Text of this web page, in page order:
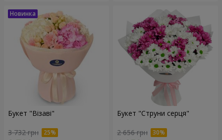
Букет "Візаві"
3 732 грн
Букет "Струни серця"
2 656 грн